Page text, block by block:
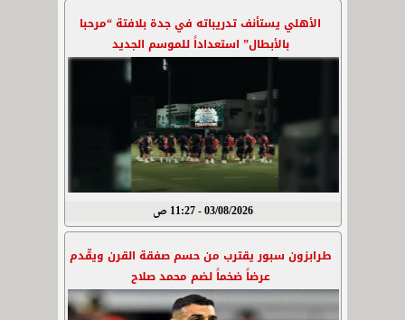
الأهلي يستأنف تدريباته في جدة بلافتة “مرحبا
بالأبطال” استعداداً للموسم الجديد
03/08/2026 - 11:27 ص
طرابزون سبور يقترب من حسم صفقة القرن ويقّدم
عرضاً ضخماً لضم محمد صلاح